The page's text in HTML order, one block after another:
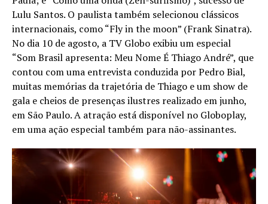
Lulu Santos. O paulista também selecionou clássicos
internacionais, como “Fly in the moon” (Frank Sinatra).
No dia 10 de agosto, a TV Globo exibiu um especial
“Som Brasil apresenta: Meu Nome É Thiago André”, que
contou com uma entrevista conduzida por Pedro Bial,
muitas memórias da trajetória de Thiago e um show de
gala e cheios de presenças ilustres realizado em junho,
em São Paulo. A atração está disponível no Globoplay,
em uma ação especial também para não-assinantes.